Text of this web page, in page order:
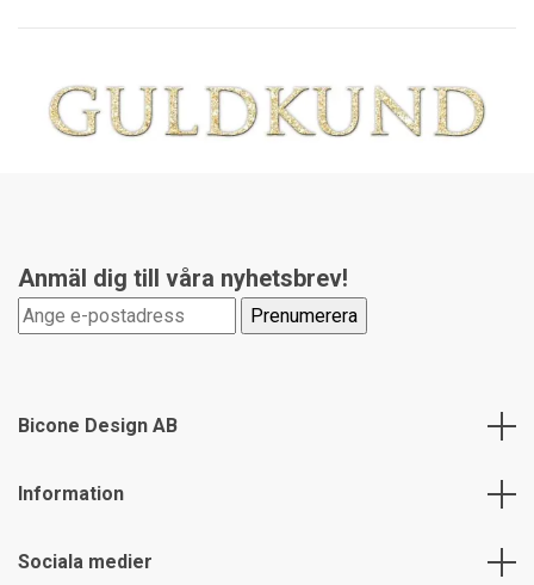
Anmäl dig till våra nyhetsbrev!
Bicone Design AB
Information
Sociala medier